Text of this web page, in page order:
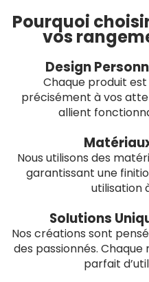
Pourquoi
vos
Design
Chaque produit
précisément à vos
allient
Nous utilisons des
garantissant une
utilisation
Solutions
Nos créations sont
des passionnés.
parfait